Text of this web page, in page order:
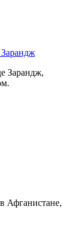
Зарандж,
Афганистане,